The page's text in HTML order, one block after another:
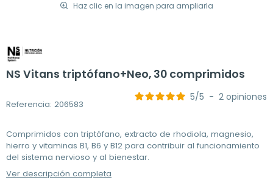
Haz clic en la imagen para ampliarla
NS Vitans triptófano+Neo, 30 comprimidos
Referencia: 206583
5/5 - 2 opiniones
Comprimidos con triptófano, extracto de rhodiola, magnesio,
hierro y vitaminas B1, B6 y B12 para contribuir al funcionamiento
del sistema nervioso y al bienestar.
Ver descripción completa